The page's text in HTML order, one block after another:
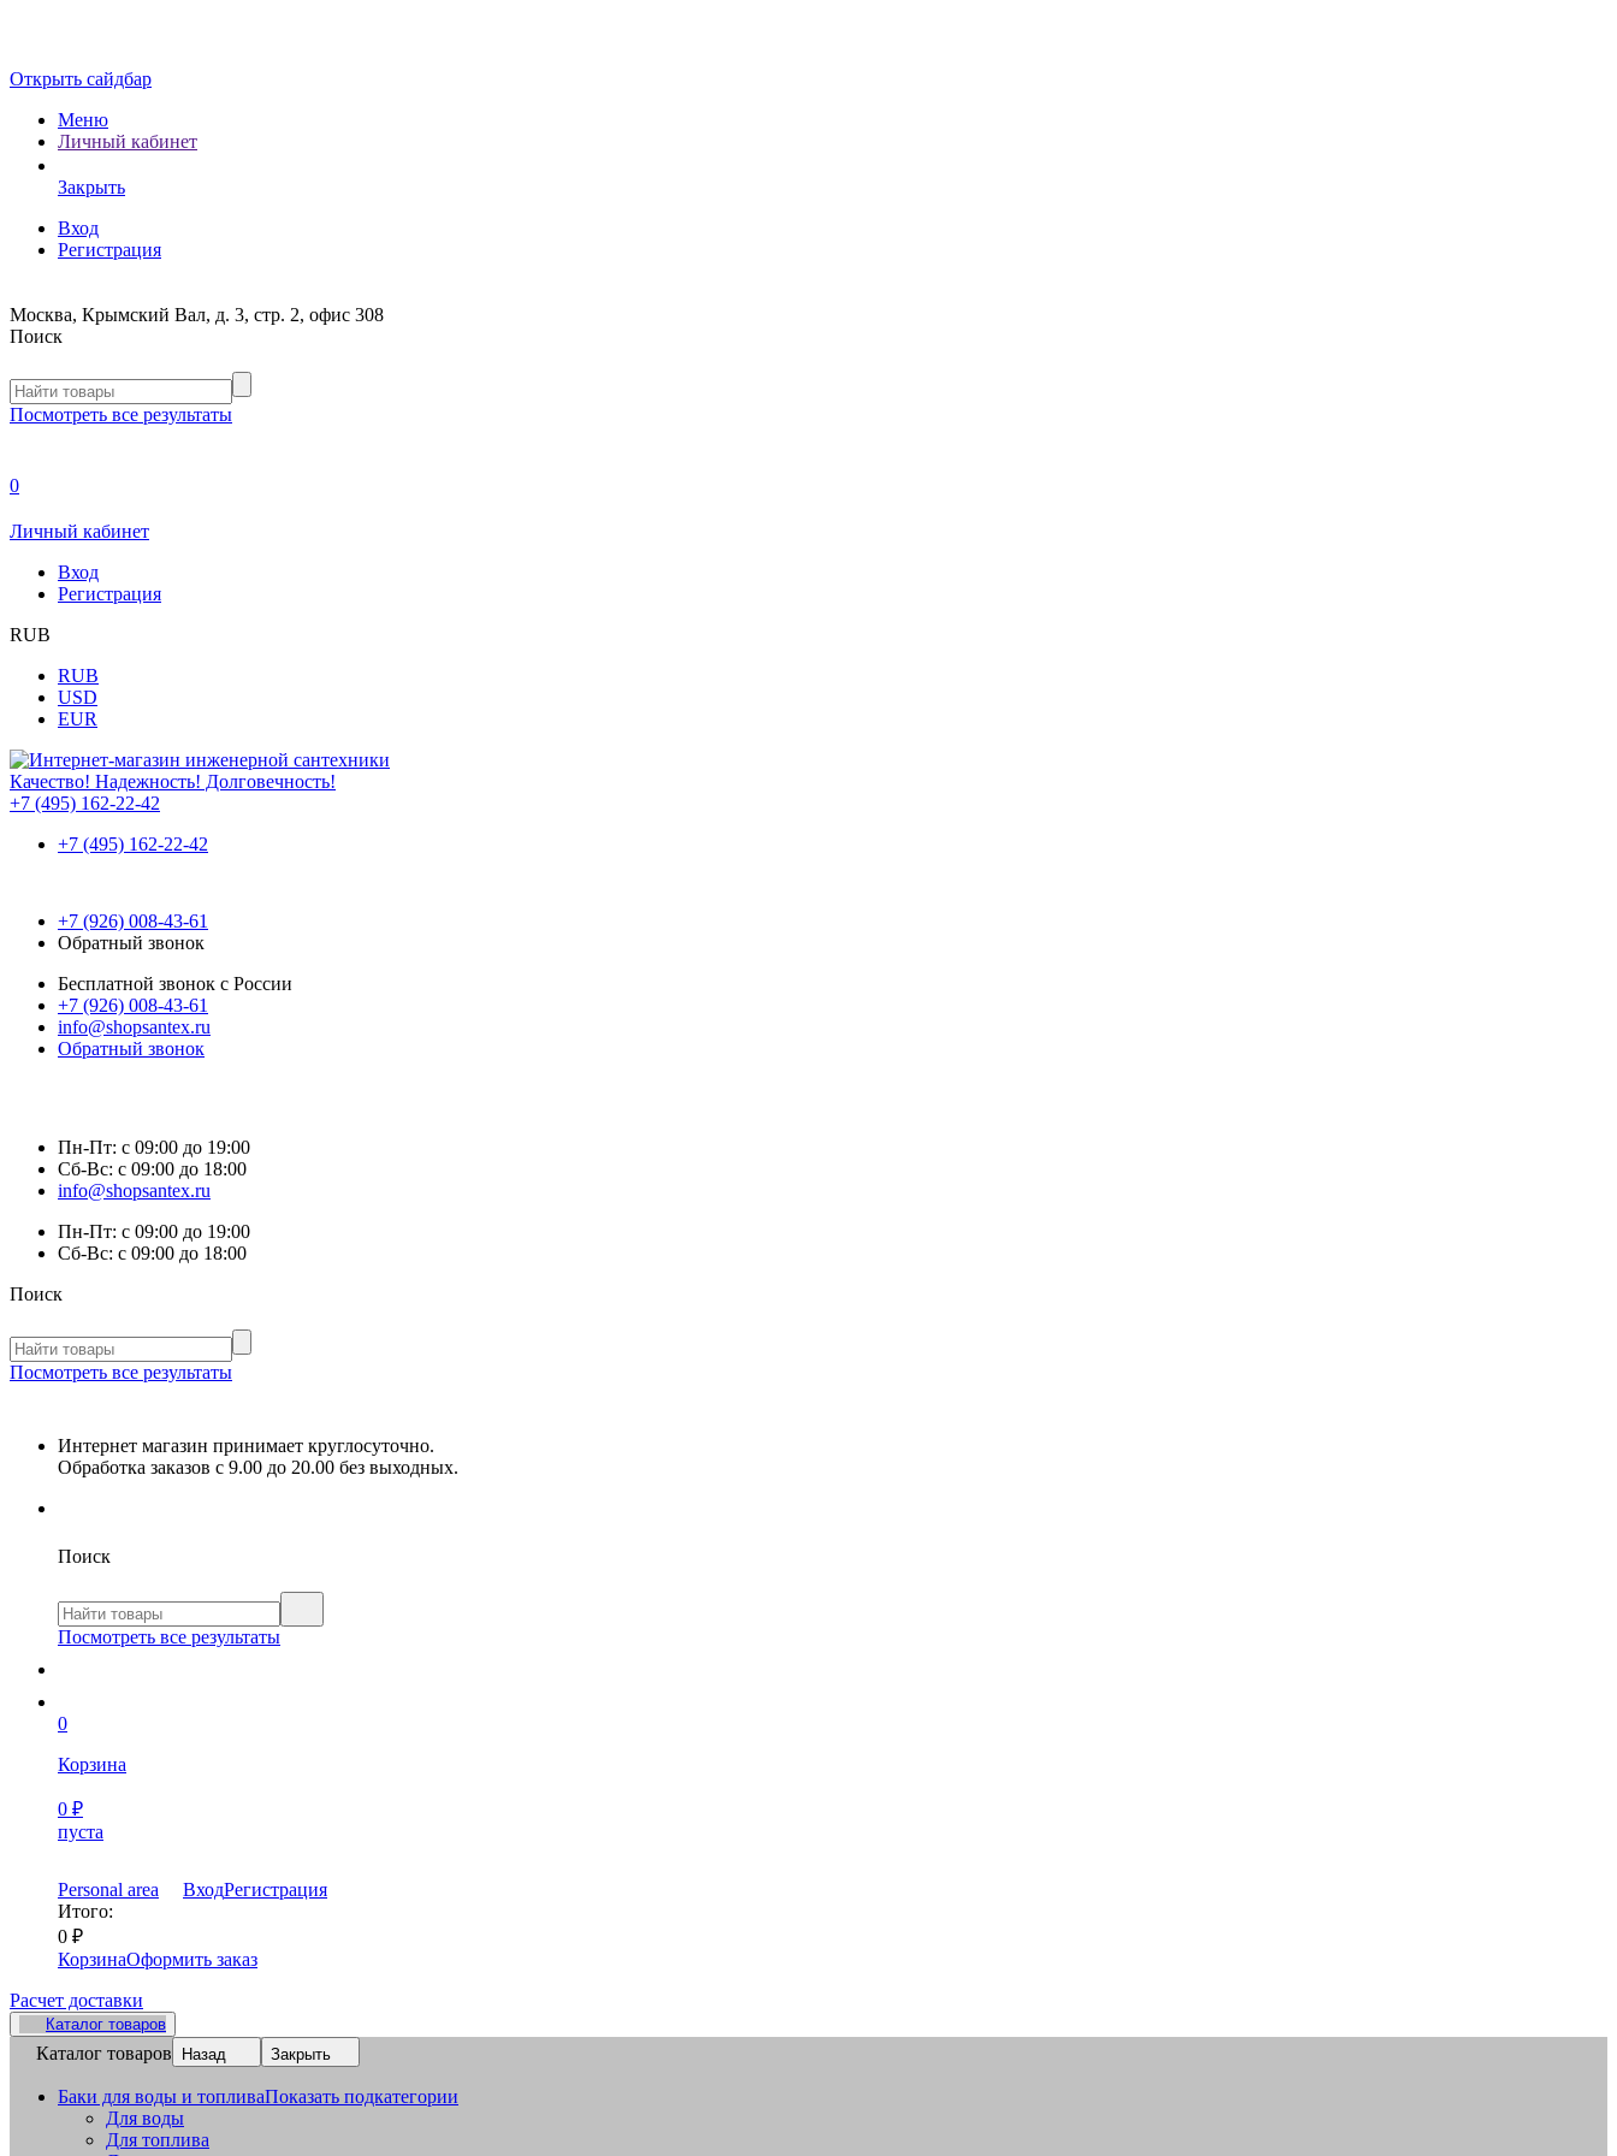
Открыть сайдбар
Меню
Личный кабинет
Закрыть
Вход
Регистрация
Москва, Крымский Вал, д. 3, стр. 2, офис 308
Поиск
Посмотреть все результаты
0
Личный кабинет
Вход
Регистрация
RUB
RUB
USD
EUR
Качество! Надежность! Долговечность!
+7 (495) 162-22-42
+7 (495) 162-22-42
+7 (926) 008-43-61
Обратный звонок
Бесплатной звонок с России
+7 (926) 008-43-61
info@shopsantex.ru
Обратный звонок
Пн-Пт: с 09:00 до 19:00
Сб-Вс: с 09:00 до 18:00
info@shopsantex.ru
Пн-Пт: с 09:00 до 19:00
Сб-Вс: с 09:00 до 18:00
Поиск
Посмотреть все результаты
Интернет магазин принимает круглосуточно.
Обработка заказов с 9.00 до 20.00 без выходных.
Поиск
Посмотреть все результаты
0
Корзина
0 ₽
пуста
Personal area ВходРегистрация
Итого:
0 ₽
КорзинаОформить заказ
Расчет доставки
Каталог товаров
Каталог товаров Назад Закрыть
Баки для воды и топливаПоказать подкатегории
Для воды
Для топлива